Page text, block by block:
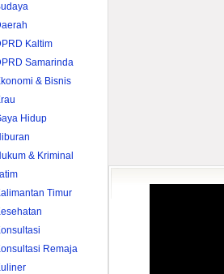
Kaltim
Samarinda
& Bisnis
Hidup
& Kriminal
Timur
Remaja